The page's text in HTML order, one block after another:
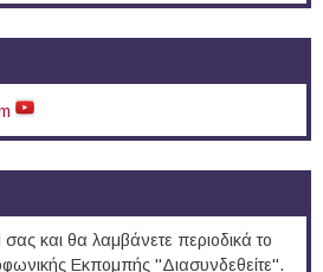
και θα λαμβάνετε περιοδικά το
Εκπομπής "Διασυνδεθείτε".